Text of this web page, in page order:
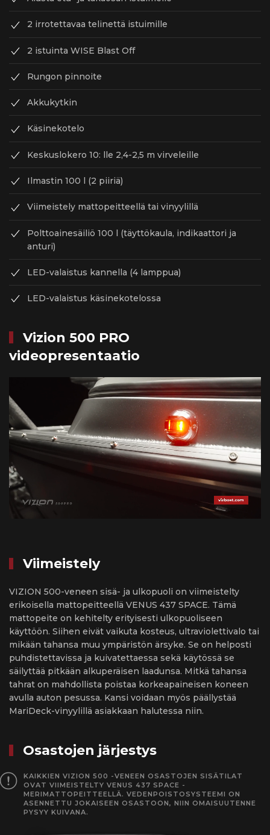
2 irrotettavaa telinettä istuimille
2 istuinta WISE Blast Off
Rungon pinnoite
Akkukytkin
Käsinekotelo
Keskuslokero 10: lle 2,4-2,5 m virveleille
Ilmastin 100 l (2 piiriä)
Viimeistely mattopeitteellä tai vinyylillä
Polttoainesäiliö 100 l (täyttökaula, indikaattori ja
anturi)
LED-valaistus kannella (4 lamppua)
LED-valaistus käsinekotelossa
Vizion 500 PRO
videopresentaatio
Viimeistely
VIZION 500-veneen sisä- ja ulkopuoli on viimeistelty
erikoisella mattopeitteellä VENUS 437 SPACE. Tämä
mattopeite on kehitelty erityisesti ulkopuoliseen
käyttöön. Siihen eivät vaikuta kosteus, ultraviolettivalo tai
mikään tahansa muu ympäristön ärsyke. Se on helposti
puhdistettavissa ja kuivatettaessa sekä käytössä se
säilyttää pitkään alkuperäisen laadunsa. Mitkä tahansa
tahrat on mahdollista poistaa korkeapaineisen koneen
avulla auton pesussa. Kansi voidaan myös päällystää
MariDeck-vinyylillä asiakkaan halutessa niin.
Osastojen järjestys
KAIKKIEN VIZION 500 -VENEEN OSASTOJEN SISÄTILAT
OVAT VIIMEISTELTY VENUS 437 SPACE -
MERIMATTOPEITTEELLÄ. VEDENPOISTOSYSTEEMI ON
ASENNETTU JOKAISEEN OSASTOON, NIIN OMAISUUTENNE
PYSYY KUIVANA.